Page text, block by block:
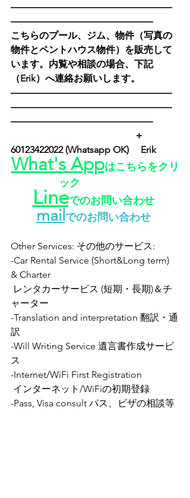
―――――――――――――――――
―――――――――――――――
こちらのプール、ジム、物件（写真の
物件とペントハウス物件）を販売して
います。内覧や相談の場合、下記
（Erik）へ連絡お願いします。
―――――――――――――――――
―――――――――――――――――
―――――――――――――――
＋
60123422022 (Whatsapp OK) 　Erik
What's Appはこちらをクリ
ック
Lineでのお問い合わせ
mail でのお問い合わせ
Other Services: その他のサービス:
-Car Rental Service (Short&Long term)
& Charter
ャーター
-Translation and interpretation 翻訳・通
訳
-Will Writing Service 遺言書作成サービ
ス
-Internet/WiFi First Registration
インターネット/WiFiの初期登録
-Pass, Visa consult パス、ビザの相談等